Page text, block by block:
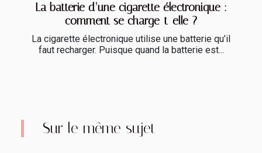
La batterie d’une cigarette électronique :
comment se charge-t-elle ?
La cigarette électronique utilise une batterie qu’il
faut recharger. Puisque quand la batterie est...
Sur le même sujet